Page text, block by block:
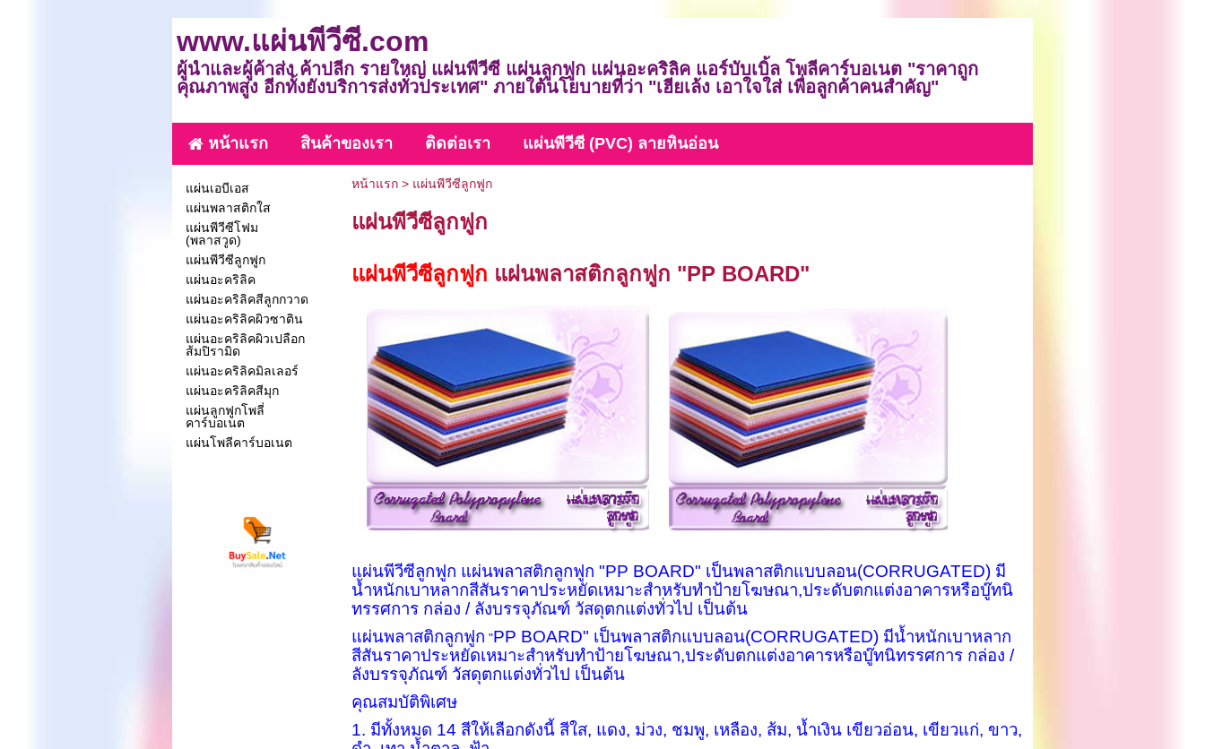
www.แผ่นพีวีซี.com
ผู้นำและผู้ค้าส่ง ค้าปลีก รายใหญ่ แผ่นพีวีซี แผ่นลูกฟูก แผ่นอะคริลิค แอร์บับเบิ้ล โพลีคาร์บอเนต "ราคาถูก
คุณภาพสูง อีกทั้งยังบริการส่งทั่วประเทศ" ภายใต้นโยบายที่ว่า "เฮียเล้ง เอาใจใส่ เพื่อลูกค้าคนสำคัญ"
หน้าแรก สินค้าของเรา ติดต่อเรา แผ่นพีวีซี (PVC) ลายหินอ่อน
แผ่นเอบีเอส
แผ่นพลาสติกใส
แผ่นพีวีซีโฟม
(พลาสวูด)
แผ่นพีวีซีลูกฟูก
แผ่นอะคริลิค
แผ่นอะคริลิคสีลูกกวาด
แผ่นอะคริลิคผิวซาติน
แผ่นอะคริลิคผิวเปลือก
ส้มปิรามิด
แผ่นอะคริลิคมิลเลอร์
แผ่นอะคริลิคสีมุก
แผ่นลูกฟูกโพลี่
คาร์บอเนต
แผ่นโพลีคาร์บอเนต
หน้าแรก> แผ่นพีวีซีลูกฟูก
แผ่นพีวีซีลูกฟูก
แผ่นพีวีซีลูกฟูก แผ่นพลาสติกลูกฟูก "PP BOARD"
แผ่นพีวีซีลูกฟูก แผ่นพลาสติกลูกฟูก "PP BOARD" เป็นพลาสติกแบบลอน(CORRUGATED) มี
น้ำหนักเบาหลากสีสันราคาประหยัดเหมาะสำหรับทำป้ายโฆษณา,ประดับตกแต่งอาคารหรือบู๊ทนิ
ทรรศการ กล่อง / ลังบรรจุภัณฑ์ วัสดุตกแต่งทั่วไป เป็นต้น
แผ่นพลาสติกลูกฟูก "PP BOARD" เป็นพลาสติกแบบลอน(CORRUGATED) มีน้ำหนักเบาหลาก
สีสันราคาประหยัดเหมาะสำหรับทำป้ายโฆษณา,ประดับตกแต่งอาคารหรือบู๊ทนิทรรศการ กล่อง /
ลังบรรจุภัณฑ์ วัสดุตกแต่งทั่วไป เป็นต้น
คุณสมบัติพิเศษ
1. มีทั้งหมด 14 สีให้เลือกดังนี้ สีใส, แดง, ม่วง, ชมพู, เหลือง, ส้ม, น้ำเงิน เขียวอ่อน, เขียวแก่,ขาว,